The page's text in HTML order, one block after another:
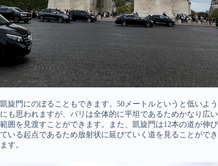
凱旋門にのぼることもできます。50メートルというと低いよう
にも思われますが、パリは全体的に平坦であるためかなり広い
範囲を見渡すことができます。また、凱旋門は12本の道が伸び
ている起点であるため放射状に延びていく道を見ることができ
ます。